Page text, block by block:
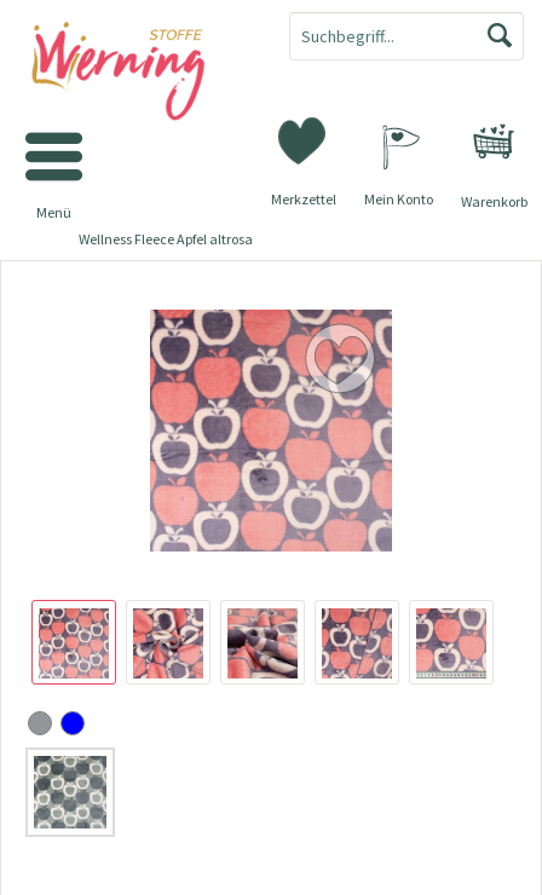
Warenkorb
Merkzettel Mein Konto
Menü
Wellness Fleece Apfel altrosa